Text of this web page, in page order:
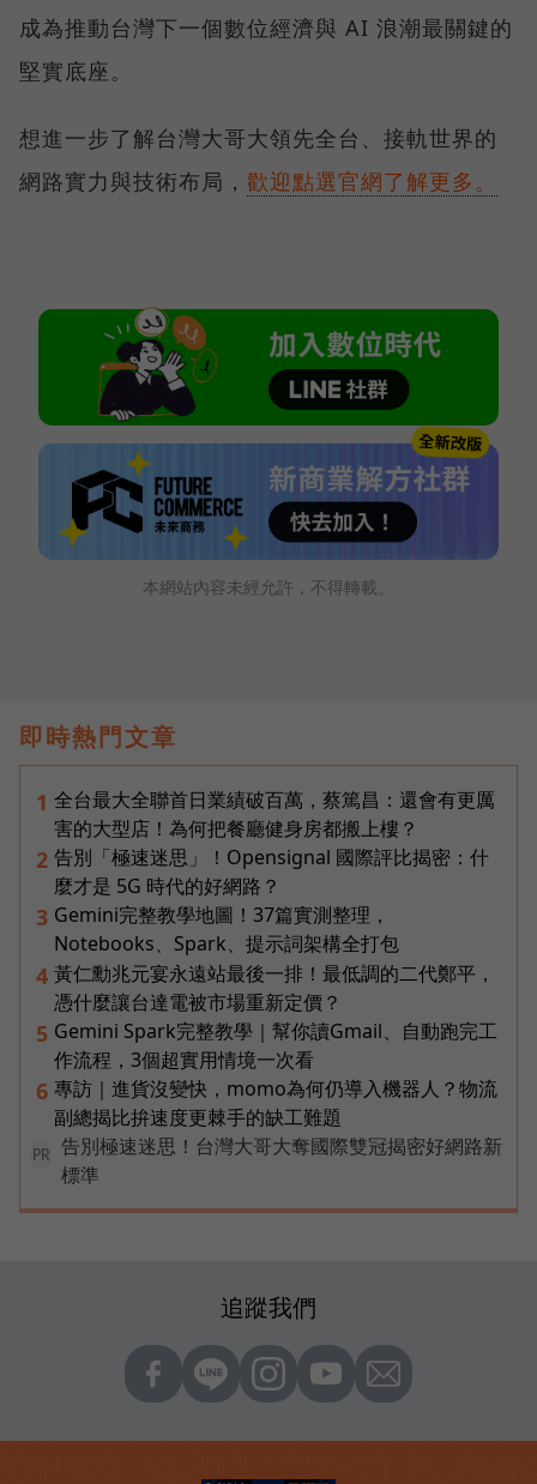
成為推動台灣下一個數位經濟與 AI 浪潮最關鍵的
堅實底座。
想進一步了解台灣大哥大領先全台、接軌世界的
網路實力與技術布局， 歡迎點選官網了解更多。
本網站內容未經允許，不得轉載。
即時熱門文章
1 全台最大全聯首日業績破百萬，蔡篤昌：還會有更厲
害的大型店！為何把餐廳健身房都搬上樓？
2 告別「極速迷思」！Opensignal 國際評比揭密：什
麼才是 5G 時代的好網路？
3 Gemini完整教學地圖！37篇實測整理，
Notebooks、Spark、提示詞架構全打包
4 黃仁勳兆元宴永遠站最後一排！最低調的二代鄭平，
憑什麼讓台達電被市場重新定價？
5 Gemini Spark完整教學｜幫你讀Gmail、自動跑完工
作流程，3個超實用情境一次看
6 專訪｜進貨沒變快，momo為何仍導入機器人？物流
副總揭比拚速度更棘手的缺工難題
PR
告別極速迷思！台灣大哥大奪國際雙冠揭密好網路新
標準
追蹤我們